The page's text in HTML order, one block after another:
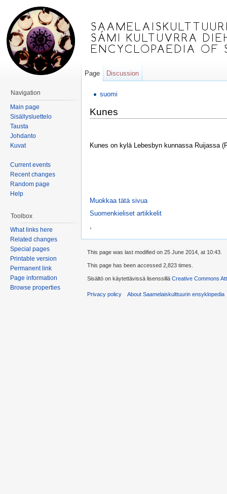
suomi
Kunes
Kunes on kylä Lebesbyn kunnassa Ruijassa
Muokkaa tätä sivua
Suomenkieliset artikkelit
,
Page Discussion
Navigation
Main page
Sisällysluettelo
Tausta
Johdanto
Kuvat
Current events
Recent changes
Random page
Help
Toolbox
What links here
Related changes
Special pages
Printable version
Permanent link
Page information
Browse properties
This page was last modified on 25 June 2014, at 10:43.
This page has been accessed 2,823 times.
Sisältö on käytettävissä lisenssillä Creative Commons
Privacy policy About Saamelaiskulttuurin ensyklopedia